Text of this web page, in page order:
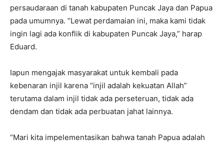
persaudaraan di tanah kabupaten Puncak Jaya dan Papua
pada umumnya. “Lewat perdamaian ini, maka kami tidak
ingin lagi ada konflik di kabupaten Puncak Jaya,” harap
Eduard.
Iapun mengajak masyarakat untuk kembali pada
kebenaran injil karena “injil adalah kekuatan Allah”
terutama dalam injil tidak ada perseteruan, tidak ada
dendam dan tidak ada perbuatan jahat lainnya.
“Mari kita impelementasikan bahwa tanah Papua adalah